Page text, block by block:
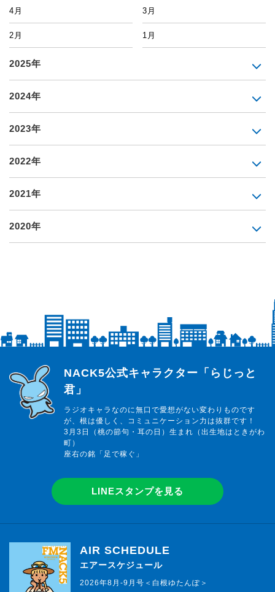
4月 3月
2月 1月
2025年
2024年
2023年
2022年
2021年
2020年
らじっと君
NACK5公式キャラクター「らじっと
君」
ラジオキャラなのに無口で愛想がない変わりものです
が、根は優しく、コミュニケーション力は抜群です！
3月3日（桃の節句・耳の日）生まれ（出生地はときがわ
町）
座右の銘「足で稼ぐ」
LINEスタンプを見る
AIR SCHEDULE
エアースケジュール
2026年8月-9月号＜白根ゆたんぽ＞